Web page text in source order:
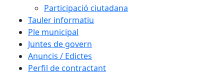
Participació ciutadana
Tauler informatiu
Ple municipal
Juntes de govern
Anuncis / Edictes
Perfil de contractant